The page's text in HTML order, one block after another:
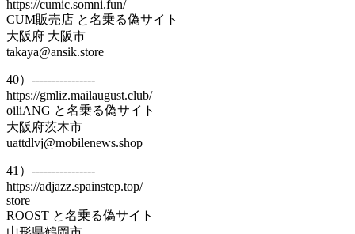
https://cumic.somni.fun/
CUM販売店 と名乗る偽サイト
大阪府 大阪市
takaya@ansik.store
40）----------------
https://gmliz.mailaugust.club/
oiliANG と名乗る偽サイト
大阪府茨木市
uattdlvj@mobilenews.shop
41）----------------
https://adjazz.spainstep.top/
store
ROOST と名乗る偽サイト